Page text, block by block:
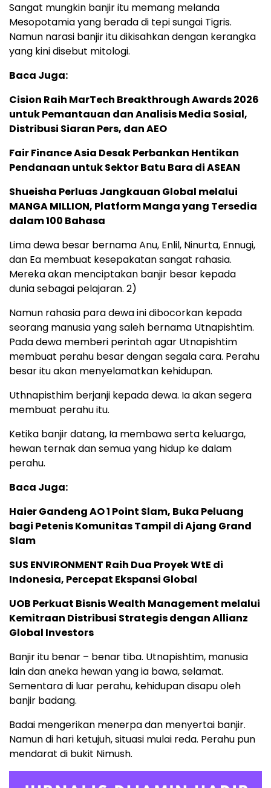
Sangat mungkin banjir itu memang melanda
Mesopotamia yang berada di tepi sungai Tigris.
Namun narasi banjir itu dikisahkan dengan kerangka
yang kini disebut mitologi.
Baca Juga:
Cision Raih MarTech Breakthrough Awards 2026
untuk Pemantauan dan Analisis Media Sosial,
Distribusi Siaran Pers, dan AEO
Fair Finance Asia Desak Perbankan Hentikan
Pendanaan untuk Sektor Batu Bara di ASEAN
Shueisha Perluas Jangkauan Global melalui
MANGA MILLION, Platform Manga yang Tersedia
dalam 100 Bahasa
Lima dewa besar bernama Anu, Enlil, Ninurta, Ennugi,
dan Ea membuat kesepakatan sangat rahasia.
Mereka akan menciptakan banjir besar kepada
dunia sebagai pelajaran. 2)
Namun rahasia para dewa ini dibocorkan kepada
seorang manusia yang saleh bernama Utnapishtim.
Pada dewa memberi perintah agar Utnapishtim
membuat perahu besar dengan segala cara. Perahu
besar itu akan menyelamatkan kehidupan.
Uthnapisthim berjanji kepada dewa. Ia akan segera
membuat perahu itu.
Ketika banjir datang, Ia membawa serta keluarga,
hewan ternak dan semua yang hidup ke dalam
perahu.
Baca Juga:
Haier Gandeng AO 1 Point Slam, Buka Peluang
bagi Petenis Komunitas Tampil di Ajang Grand
Slam
SUS ENVIRONMENT Raih Dua Proyek WtE di
Indonesia, Percepat Ekspansi Global
UOB Perkuat Bisnis Wealth Management melalui
Kemitraan Distribusi Strategis dengan Allianz
Global Investors
Banjir itu benar – benar tiba. Utnapishtim, manusia
lain dan aneka hewan yang ia bawa, selamat.
Sementara di luar perahu, kehidupan disapu oleh
banjir badang.
Badai mengerikan menerpa dan menyertai banjir.
Namun di hari ketujuh, situasi mulai reda. Perahu pun
mendarat di bukit Nimush.